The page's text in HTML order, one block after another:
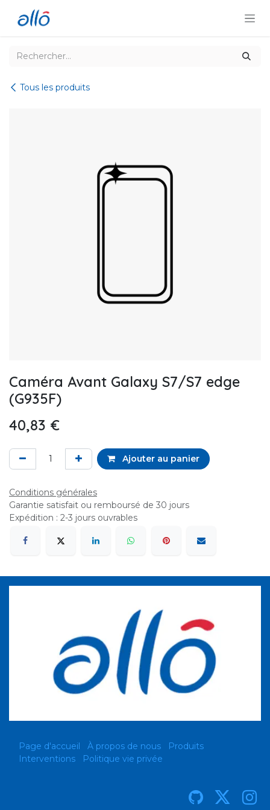
Tous les produits
Caméra Avant Galaxy S7/S7 edge
(G935F)
40,83 €
Ajouter au panier
Conditions générales
Garantie satisfait ou remboursé de 30 jours
Expédition : 2-3 jours ouvrables
Page d'accueil À propos de nous
Produits
Interventions
Politique vie privée